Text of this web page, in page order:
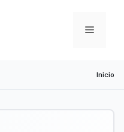
Menu
Inicio